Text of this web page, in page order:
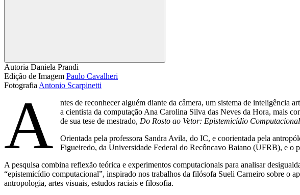
Compartilhar
Autoria Daniela Prandi
Edição de Imagem Paulo Cavalheri
Fotografia Antonio Scarpinetti
A
ntes de reconhecer alguém diante da câmera, um sistema de inteligência
a cientista da computação Ana Carolina Silva das Neves da Hora, mais
de sua tese de mestrado, Do Rosto ao Vetor: Epistemicídio
Orientada pela professora Sandra Avila, do IC, e coorientada pela
Figueiredo, da Universidade Federal do Recôncavo Baiano (UFRB), e
A pesquisa combina reflexão teórica e experimentos computacionais para analisar
“epistemicídio computacional”, inspirado nos trabalhos da filósofa Sueli Carneiro sobre o
antropologia, artes visuais, estudos raciais e filosofia.